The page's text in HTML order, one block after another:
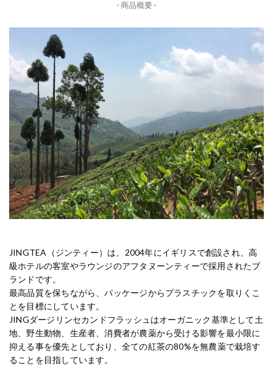
- 商品概要 -
JINGTEA（ジンティー）は、2004年にイギリスで創設され、高
級ホテルの客室やラウンジのアフタヌーンティーで採用されたブ
ランドです。
最高品質を保ちながら、パッケージからプラスチックを取りくこ
とを目標にしています。
JINGダージリンセカンドフラッシュはオーガニック基準として土
地、野生動物、生産者、消費者が農薬から受ける影響を最小限に
抑える事を優先としており、全ての紅茶の80%を無農薬で栽培す
ることを目指しています。